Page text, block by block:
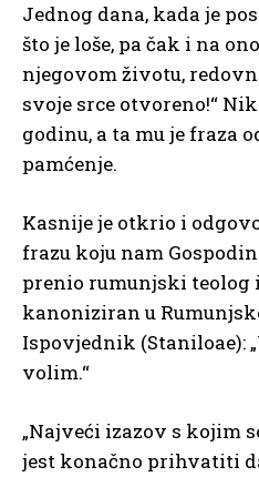
Jednog dana, kada je
što je loše, pa čak i na
njegovom životu,
svoje srce otvoreno!“
godinu, a ta mu je fraza
pamćenje.
Kasnije je otkrio i
frazu koju nam
prenio rumunjski teolog
kanoniziran u
Ispovjednik (Staniloae):
volim.“
„Najveći izazov s kojim
jest konačno prihvatiti